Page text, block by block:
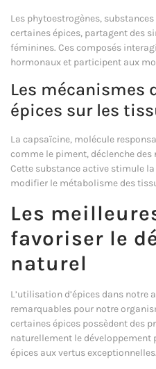
Les phytoestrogènes,
certaines épices, partagent des
féminines. Ces composés
hormonaux et participent aux
Les mécanismes
épices sur les
La capsaïcine, molécule
comme le piment, déclenche
Cette substance active stimule
modifier le métabolisme des
Les
favoriser le
naturel
L’utilisation d’épices dans
remarquables pour notre
certaines épices possèdent des
naturellement le développement
épices aux vertus exceptionnelles.